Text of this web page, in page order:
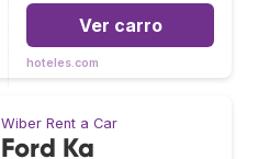
Ver carro
hoteles.com
Wiber Rent a Car
Ford Ka